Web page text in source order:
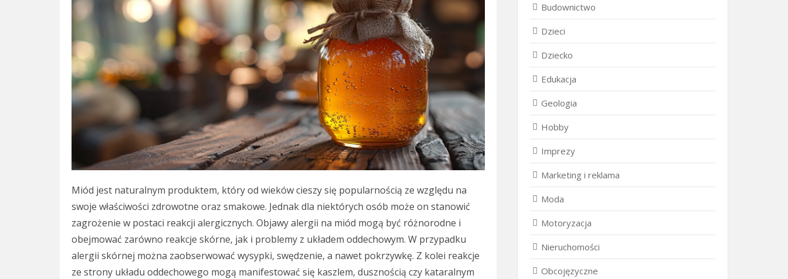
Miód jest naturalnym produktem, który od wieków cieszy się popularnością ze względu na
swoje właściwości zdrowotne oraz smakowe. Jednak dla niektórych osób może on stanowić
zagrożenie w postaci reakcji alergicznych. Objawy alergii na miód mogą być różnorodne i
obejmować zarówno reakcje skórne, jak i problemy z układem oddechowym. W przypadku
alergii skórnej można zaobserwować wysypki, swędzenie, a nawet pokrzywkę. Z kolei reakcje
ze strony układu oddechowego mogą manifestować się kaszlem, dusznością czy kataralnym
Budownictwo
Dzieci
Dziecko
Edukacja
Geologia
Hobby
Imprezy
Marketing i reklama
Moda
Motoryzacja
Nieruchomości
Obcojęzyczne